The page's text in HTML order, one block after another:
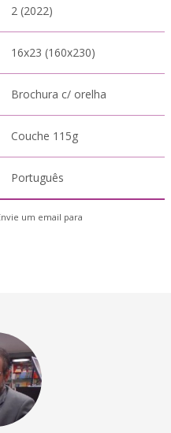
2 (2022)
16x23 (160x230)
Brochura c/ orelha
Couche 115g
Português
um email para